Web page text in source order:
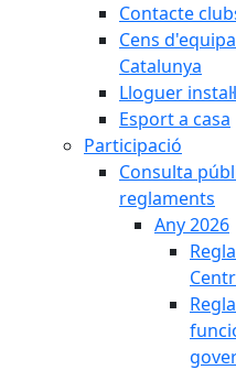
Contacte
Cens
Catalunya
Lloguer
Esport a casa
Participació
Consulta
reglaments
Any 2026